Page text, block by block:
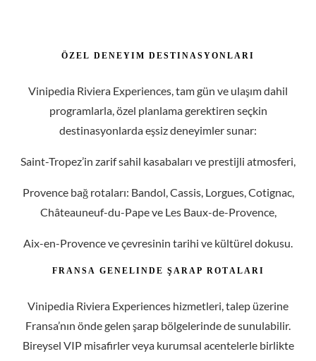
FRANS A GENELI NDE ŞAR A P ROT ALARI
Vinipedia Riviera Experiences hizmetleri, talep üzerine
Bireysel VIP misafirler veya kurumsal acentelerle birlikte
planlanan programlarda, içerikli ve zarif bir eşlik hizmeti
sağlanır.
Champagne – Reims, Épernay ve prestijli Grand Maison’lar,
Bourgogne – Côte de Nuits, Beaune, terroir ve tarih,
Bordeaux – Médoc, Saint-Émilion, Graves,
Rhône Vadisi, Loire, Alsace, Languedoc – isteğe bağlı,
tamamen kişiye özel rotalar.